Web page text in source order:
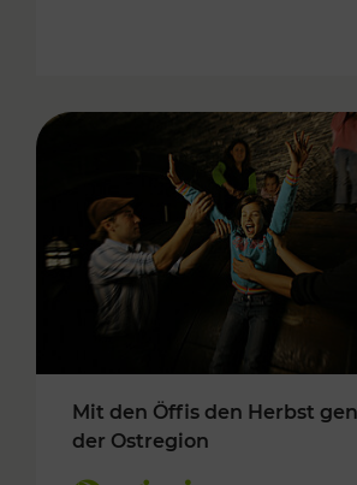
Mit den Öffis den Herbst
der Ostregion